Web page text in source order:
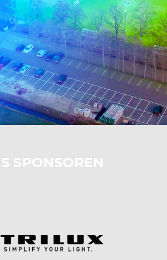
SPONSOREN